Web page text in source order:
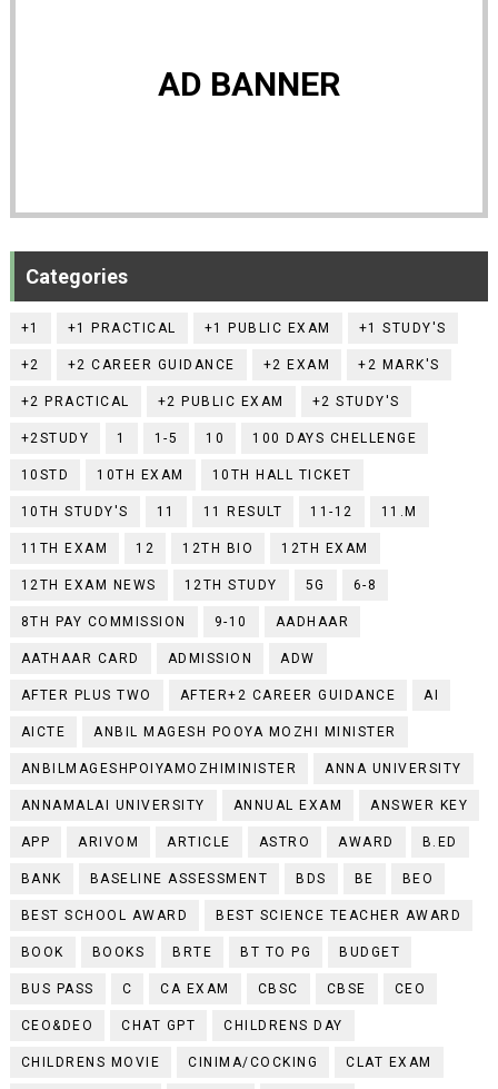
AD BANNER
Categories
+1 +1 PRACTICAL +1 PUBLIC EXAM +1 STUDY'S
+2 +2 CAREER GUIDANCE +2 EXAM +2 MARK'S
+2 PRACTICAL +2 PUBLIC EXAM +2 STUDY'S
+2STUDY 1 1-5 10 100 DAYS CHELLENGE
10STD 10TH EXAM 10TH HALL TICKET
10TH STUDY'S 11 11 RESULT 11-12 11.M
11TH EXAM 12 12TH BIO 12TH EXAM
12TH EXAM NEWS 12TH STUDY 5G 6-8
8TH PAY COMMISSION 9-10 AADHAAR
AATHAAR CARD ADMISSION ADW
AFTER PLUS TWO AFTER+2 CAREER GUIDANCE AI
AICTE ANBIL MAGESH POOYA MOZHI MINISTER
ANBILMAGESHPOIYAMOZHIMINISTER ANNA UNIVERSITY
ANNAMALAI UNIVERSITY ANNUAL EXAM ANSWER KEY
APP ARIVOM ARTICLE ASTRO AWARD B.ED
BANK BASELINE ASSESSMENT BDS BE BEO
BEST SCHOOL AWARD BEST SCIENCE TEACHER AWARD
BOOK BOOKS BRTE BT TO PG BUDGET
BUS PASS C CA EXAM CBSC CBSE CEO
CEO&DEO CHAT GPT CHILDRENS DAY
CHILDRENS MOVIE CINIMA/COCKING CLAT EXAM